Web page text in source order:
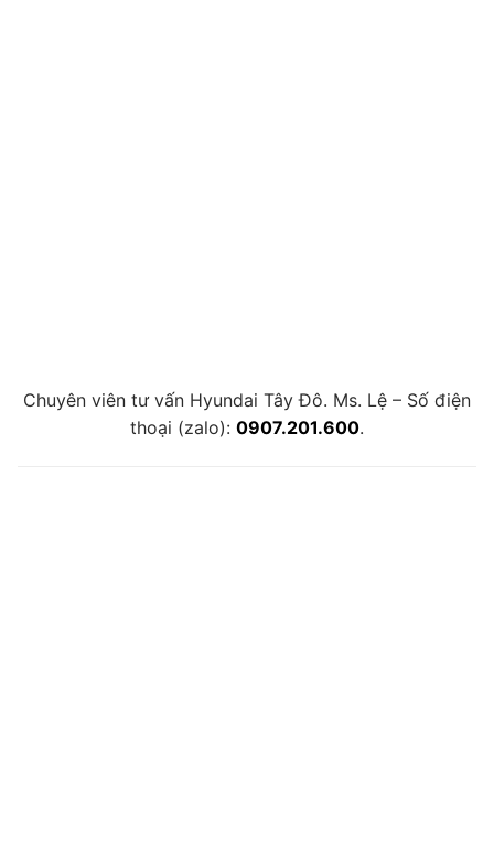
Chuyên viên tư vấn Hyundai Tây Đô. Ms. Lệ – Số điện
thoại (zalo): 0907.201.600.